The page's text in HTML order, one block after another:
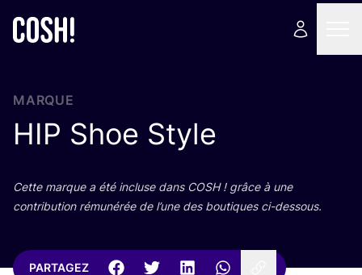
MARQUE
HIP Shoe Style
Cette marque a été incluse dans COSH! grâce à une
contri­bu­tion rému­né­rée de l’une des bou­tiques ci-dessous.
PARTAGEZ